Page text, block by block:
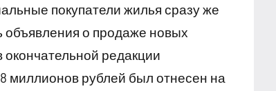
покупатели жилья сразу же
объявления о продаже новых
редакции
миллионов рублей был отнесен на